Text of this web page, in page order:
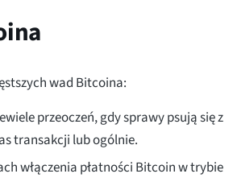
wad Bitcoina:
przeoczeń, gdy sprawy psują się z
transakcji lub ogólnie.
włączenia płatności Bitcoin w trybie